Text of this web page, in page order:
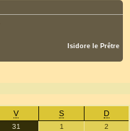
Isidore le Prêtre
V S D
31 1 2